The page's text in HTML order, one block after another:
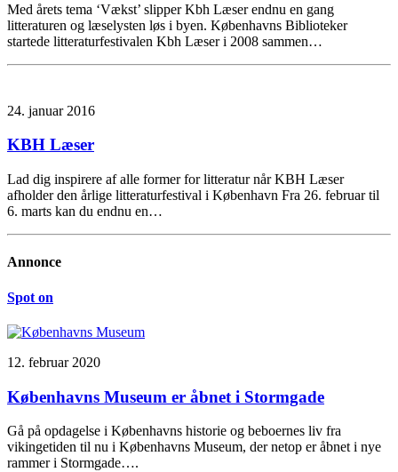
Med årets tema ‘Vækst’ slipper Kbh Læser endnu en gang
litteraturen og læselysten løs i byen. Københavns Biblioteker
startede litteraturfestivalen Kbh Læser i 2008 sammen…
24. januar 2016
KBH Læser
Lad dig inspirere af alle former for litteratur når KBH Læser
afholder den årlige litteraturfestival i København Fra 26. februar til
6. marts kan du endnu en…
Annonce
Spot on
12. februar 2020
Københavns Museum er åbnet i Stormgade
Gå på opdagelse i Københavns historie og beboernes liv fra
vikingetiden til nu i Københavns Museum, der netop er åbnet i nye
rammer i Stormgade….